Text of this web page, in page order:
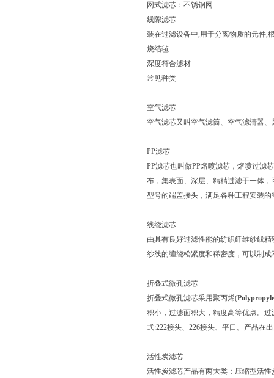
网式滤芯：不锈钢网
线隙滤芯
装在过滤设备中,用于分离物质的元件,
烧结毡
深度符合滤材
常见种类
空气滤芯
空气滤芯又叫空气滤筒、空气滤清器
PP滤芯
PP滤芯也叫做PP熔喷滤芯，熔喷过滤
布，集表面、深层、精精过滤于一体
型号的端盖接头，满足各种工程安装的
线绕滤芯
由具有良好过滤性能的纺织纤维纱线
纱线的缠绕松紧度和稀密度，可以制
折叠式微孔滤芯
折叠式微孔滤芯采用聚丙烯(
积小，过滤面积大，精度高等优点。
式:222接头、226接头、平口。产品在
活性炭滤芯
活性炭滤芯产品有两大类：压缩型活